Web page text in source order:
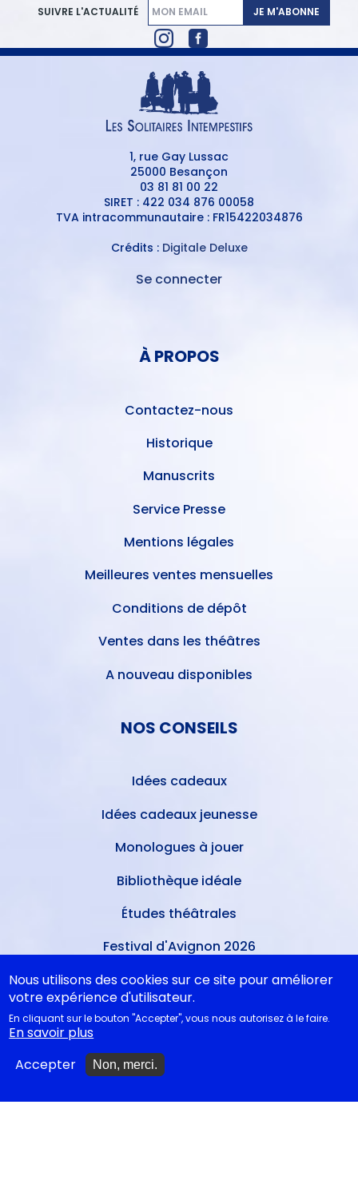
SUIVRE L'ACTUALITÉ JE M'ABONNE
1, rue Gay Lussac
25000 Besançon
03 81 81 00 22
SIRET : 422 034 876 00058
TVA intracommunautaire : FR15422034876
Crédits : Digitale Deluxe
Se connecter
À PROPOS
Contactez-nous
Historique
Manuscrits
Service Presse
Mentions légales
Meilleures ventes mensuelles
Conditions de dépôt
Ventes dans les théâtres
A nouveau disponibles
NOS CONSEILS
Idées cadeaux
Idées cadeaux jeunesse
Monologues à jouer
Bibliothèque idéale
Études théâtrales
Festival d'Avignon 2026
Tragédies grecques &
relectures...
METTRE À JOUR
Ajouter un spectacle
Nous utilisons des cookies sur ce site pour améliorer
votre expérience d'utilisateur.
En cliquant sur le bouton "Accepter", vous nous autorisez à le faire.
En savoir plus
Accepter
Non, merci.